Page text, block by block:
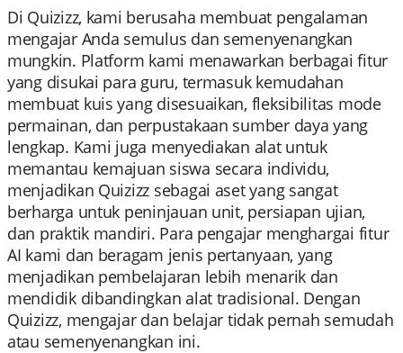
Di Quizizz, kami berusaha membuat pengalaman
mengajar Anda semulus dan semenyenangkan
mungkin. Platform kami menawarkan berbagai fitur
yang disukai para guru, termasuk kemudahan
membuat kuis yang disesuaikan, fleksibilitas mode
permainan, dan perpustakaan sumber daya yang
lengkap. Kami juga menyediakan alat untuk
memantau kemajuan siswa secara individu,
menjadikan Quizizz sebagai aset yang sangat
berharga untuk peninjauan unit, persiapan ujian,
dan praktik mandiri. Para pengajar menghargai fitur
AI kami dan beragam jenis pertanyaan, yang
menjadikan pembelajaran lebih menarik dan
mendidik dibandingkan alat tradisional. Dengan
Quizizz, mengajar dan belajar tidak pernah semudah
atau semenyenangkan ini.